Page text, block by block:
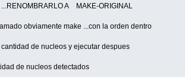
A MAKE-ORIGINAL
obviamente make ...con la orden dentro
de nucleos y ejecutar despues
de nucleos detectados